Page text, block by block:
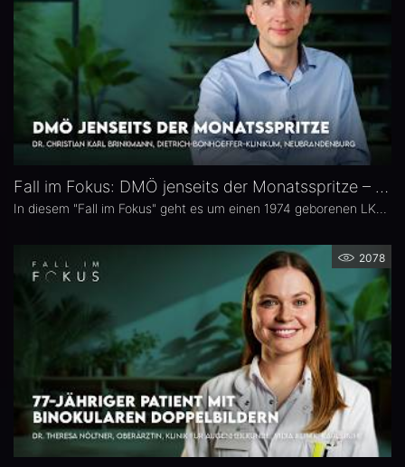
Fall im Fokus: DMÖ jenseits der Monatsspritze – Dr. Christian Karl Brinkmann
2078